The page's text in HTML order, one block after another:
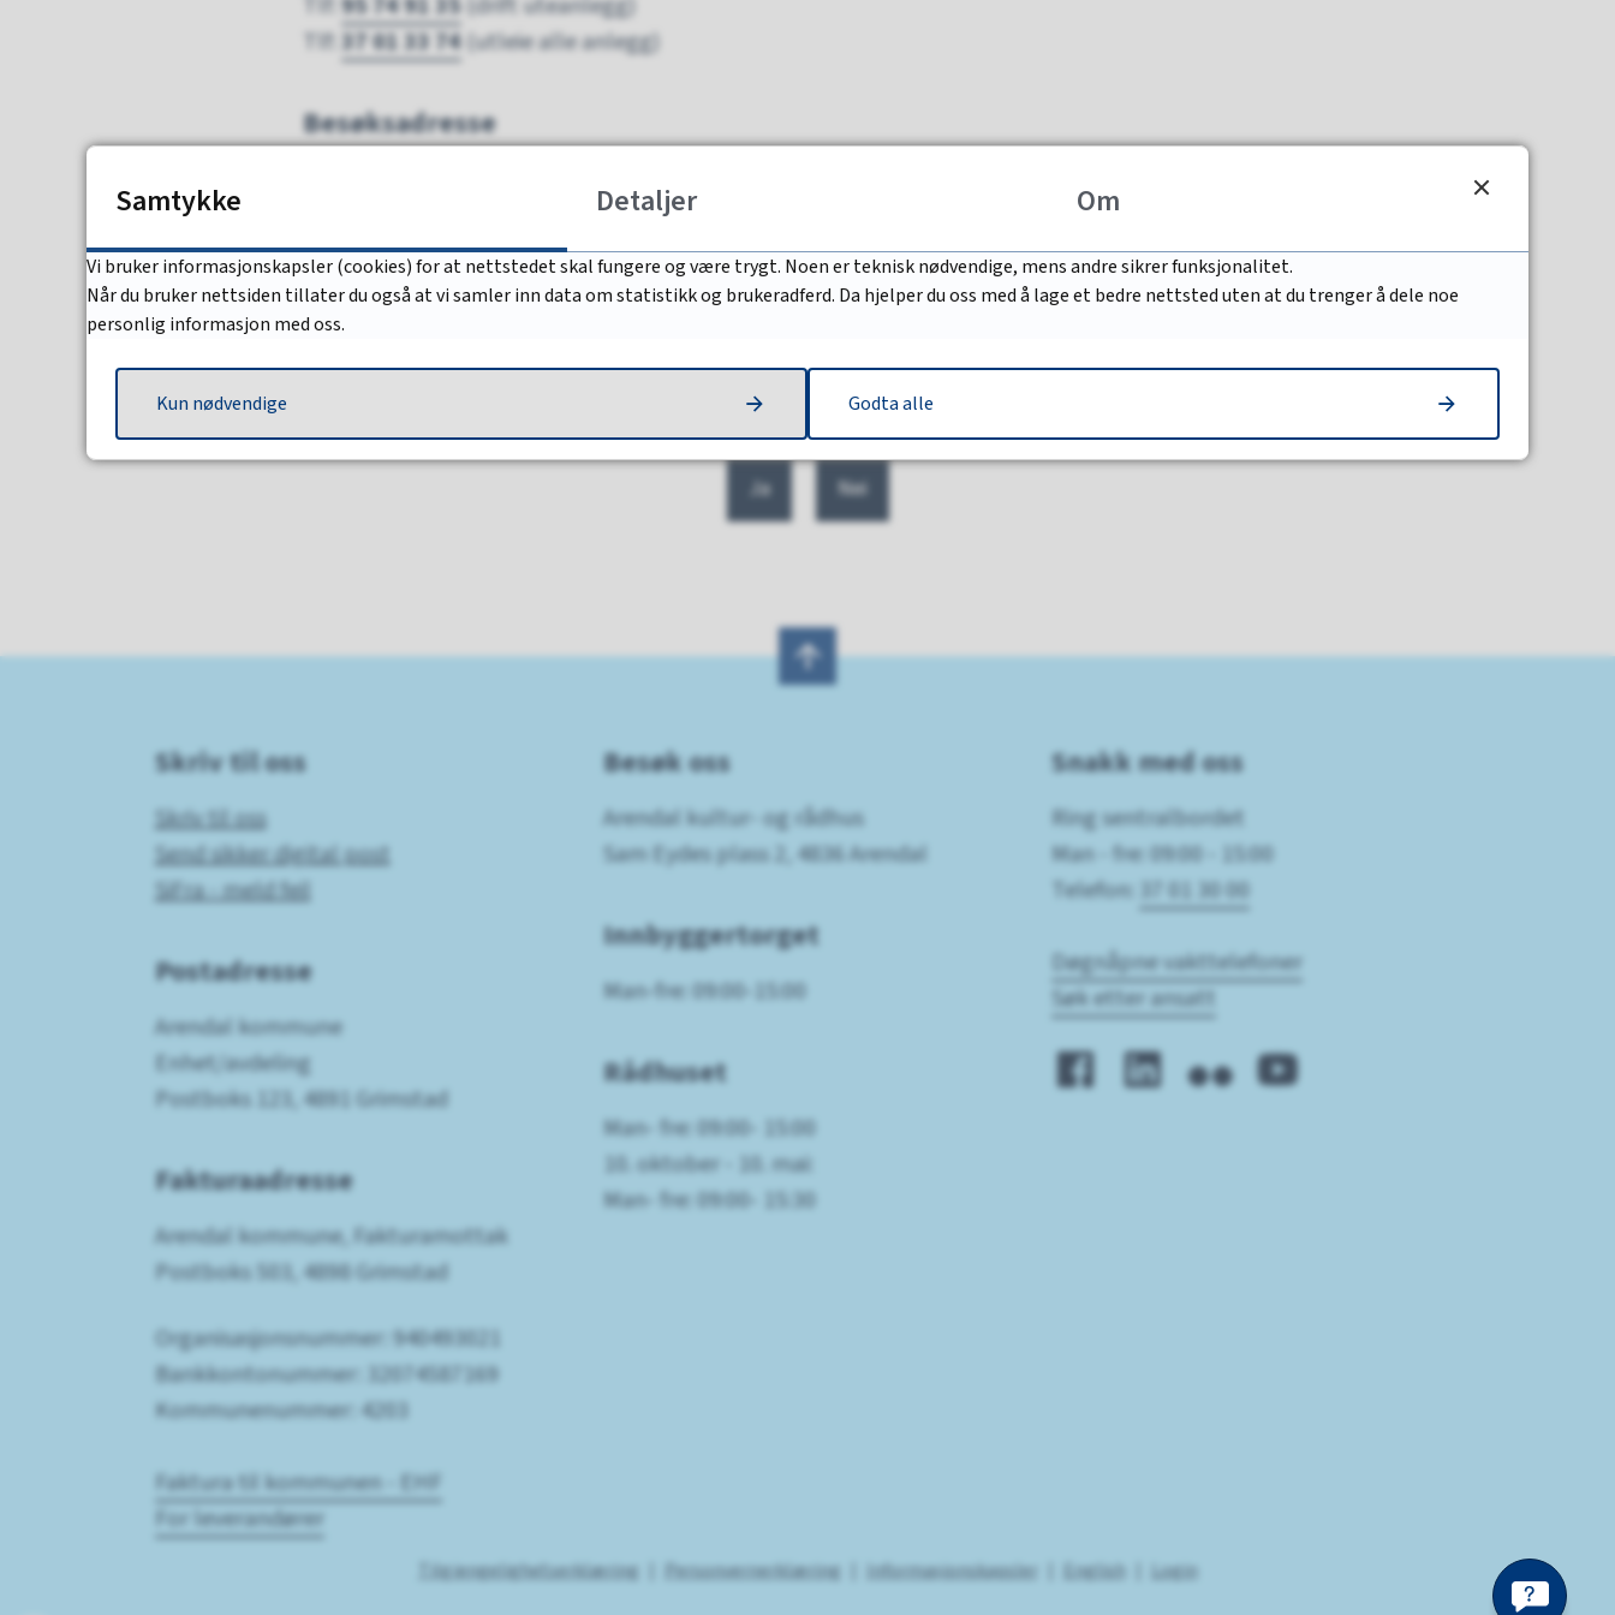
Tlf: 37 01 33 74(utleie alle anlegg)
Besøksadresse
Sist endret
Fant du det du lette etter?
Ja Nei
Skriv til oss
Skriv til oss
Send sikker digital post
SiFra - meld feil
Postadresse
Arendal kommune
Enhet/avdeling
Postboks 123, 4891 Grimstad
Fakturaadresse
Arendal kommune, Fakturamottak
Postboks 503, 4898 Grimstad
Organisasjonsnummer: 940493021
Bankkontonummer: 32074587169
Kommunenummer: 4203
Faktura til kommunen - EHF
For leverandører
Besøk oss
Arendal kultur- og rådhus
Sam Eydes plass 2, 4836 Arendal
Innbyggertorget
Man-fre: 09:00-15:00
Rådhuset
Man- fre: 09:00- 15:00
10. oktober - 10. mai:
Man- fre: 09:00- 15:30
Snakk med oss
Ring sentralbordet
Man - fre: 09:00 - 15:00
Telefon: 37 01 30 00
Døgnåpne vakttelefoner
Søk etter ansatt
Tilgjengelighetserklæring Personvernerklæring Informasjonskapsler English Login
Samtykke Detaljer Om
Vi bruker informasjonskapsler (cookies) for at nettstedet skal fungere og være trygt. Noen er teknisk nødvendige, mens andre sikrer funksjonalitet.
Når du bruker nettsiden tillater du også at vi samler inn data om statistikk og brukeradferd. Da hjelper du oss med å lage et bedre nettsted uten at du trenger å dele noe
personlig informasjon med oss.
Kun nødvendige Godta alle